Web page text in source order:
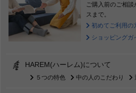
ご購入前のご相
スまで。
初めてご利用の
ショッピングガ
HAREM(ハーレム)について
５つの特色 中の人のこだわり